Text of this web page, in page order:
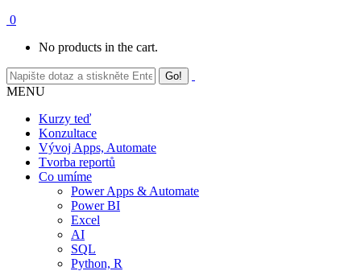
0
No products in the cart.
MENU
Kurzy teď
Konzultace
Vývoj Apps, Automate
Tvorba reportů
Co umíme
Power Apps & Automate
Power BI
Excel
AI
SQL
Python, R